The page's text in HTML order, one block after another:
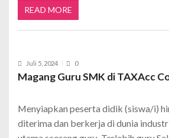
READ MORE
Juli 5, 2024 0
Magang Guru SMK di TAXAcc
Menyiapkan peserta didik (siswa/i)
diterima dan berkerja di dunia